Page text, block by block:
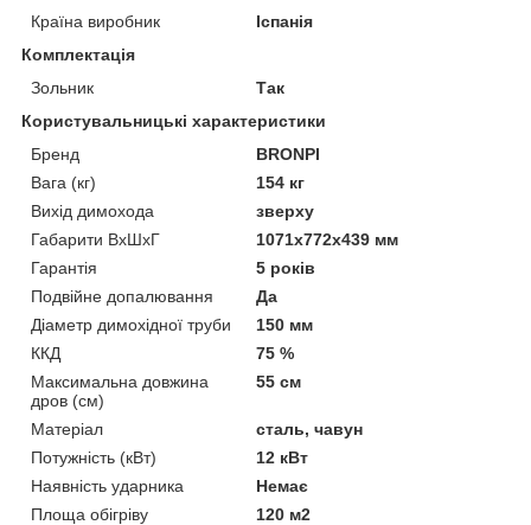
Країна виробник
Іспанія
Комплектація
Зольник
Так
Користувальницькі характеристики
Бренд
BRONPI
Вага (кг)
154 кг
Вихід димохода
зверху
Габарити ВхШхГ
1071х772х439 мм
Гарантія
5 років
Подвійне допалювання
Да
Діаметр димохідної труби
150 мм
ККД
75 %
Максимальна довжина
дров (см)
55 см
Матеріал
сталь, чавун
Потужність (кВт)
12 кВт
Наявність ударника
Немає
Площа обігріву
120 м2